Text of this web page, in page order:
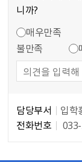
니까?
매우만족
불만족
담당부서
입학
전화번호